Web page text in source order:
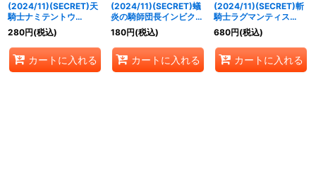
(2024/11)(SECRET)天
騎士ナミテントウ
(BSC44収録)【C-
SEC】{BS49-026}
《緑》
280円(税込)
カートに入れる
(2024/11)(SECRET)蟻
炎の騎師団長インビクタ
(BSC44収録)【M-
SEC】{BS49-032}
《緑》
180円(税込)
カートに入れる
(2024/11)(SECRET)斬
騎士ラグマンティス
(BSC44収録)【R-
SEC】{BS49-036}
《緑》
680円(税込)
カートに入れる